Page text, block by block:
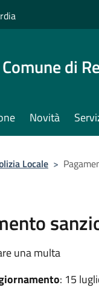
Comune di
Novità
Locale >
una multa
: 15